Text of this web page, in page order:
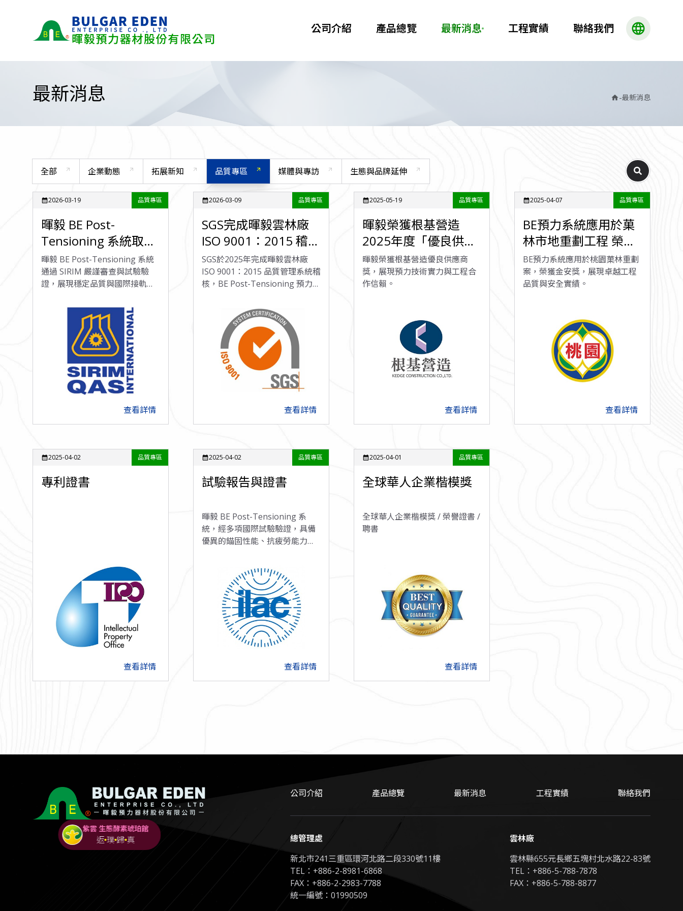
公司介紹 產品總覽 最新消息 工程實績 聯絡我們 language
最新消息 home-最新消息
全部 arrow_outward 企業動態 arrow_outward 拓展新知 arrow_outward 品質專區 arrow_outward 媒體與專訪 arrow_outward 生態與品牌延伸 arrow_outward
calendar_month2026-03-19 品質專區
暉毅 BE Post-
Tensioning 系統取得
馬來西亞 SIRIM 認證
暉毅 BE Post-Tensioning 系統
通過 SIRIM 嚴謹審查與試驗驗
證，展現穩定品質與國際接軌能
查看詳情
calendar_month2026-03-09 品質專區
SGS完成暉毅雲林廠
ISO 9001：2015 稽核
BE Post-Tensioning
品質系統持續通過驗
證
SGS於2025年完成暉毅雲林廠
ISO 9001：2015 品質管理系統稽
核，BE Post-Tensioning 預力系
持續符合驗證標準。
查看詳情
calendar_month2025-05-19 品質專區
暉毅榮獲根基營造
2025年度「優良供應
商獎」
暉毅榮獲根基營造優良供應商
獎，展現預力技術實力與工程合
作信賴。
查看詳情
calendar_month2025-04-07 品質專區
BE預力系統應用於菓
林市地重劃工程 榮獲
金安獎肯定
BE預力系統應用於桃園菓林重劃
案，榮獲金安獎，展現卓越工程
品質與安全實績。
查看詳情
calendar_month2025-04-02 品質專區
專利證書
查看詳情
calendar_month2025-04-02 品質專區
試驗報告與證書
暉毅 BE Post-Tensioning 系
統，經多項國際試驗驗證，具備
優異的錨固性能、抗疲勞能力與
查看詳情
calendar_month2025-04-01 品質專區
全球華人企業楷模獎
全球華人企業楷模獎 / 榮譽證書 /
聘書
查看詳情
紫雲 生態酵素琥珀館
返璞歸真
公司介紹 產品總覽 最新消息 工程實績 聯絡我們
總管理處
新北市241三重區環河北路二段330號11樓
TEL： +886-2-8981-6868
FAX：+886-2-2983-7788
統一編號：01990509
雲林廠
雲林縣655元長鄉五塊村北水路22-83號
TEL： +886-5-788-7878
FAX：+886-5-788-8877